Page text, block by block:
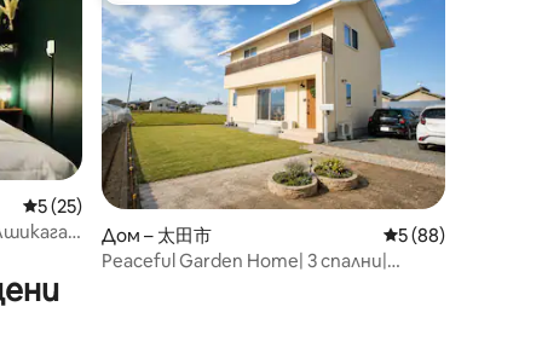
Средна оценка: 5 от 5, 25 отзива
5 (25)
Дом – 太田市 Средна оценка:
5 (88)
Peaceful Garden Home| 3 спални|